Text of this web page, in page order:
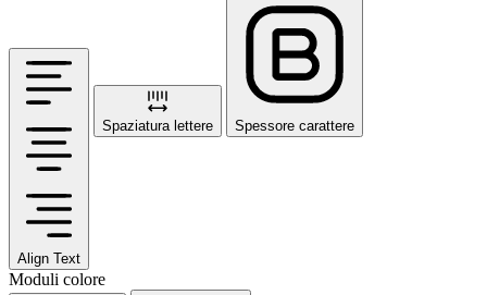
Align Text
Spaziatura lettere Spessore carattere
Moduli colore